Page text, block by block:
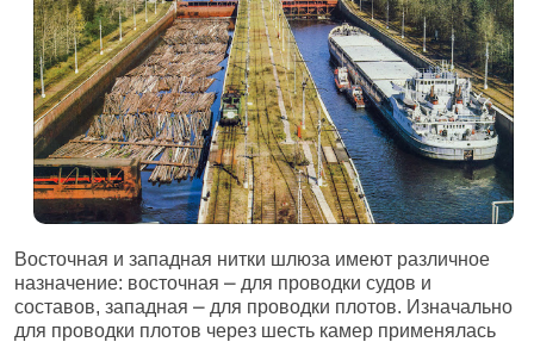
Восточная и западная нитки шлюза имеют различное
назначение: восточная ⎼ для проводки судов и
составов, западная ⎼ для проводки плотов. Изначально
для проводки плотов через шесть камер применялась